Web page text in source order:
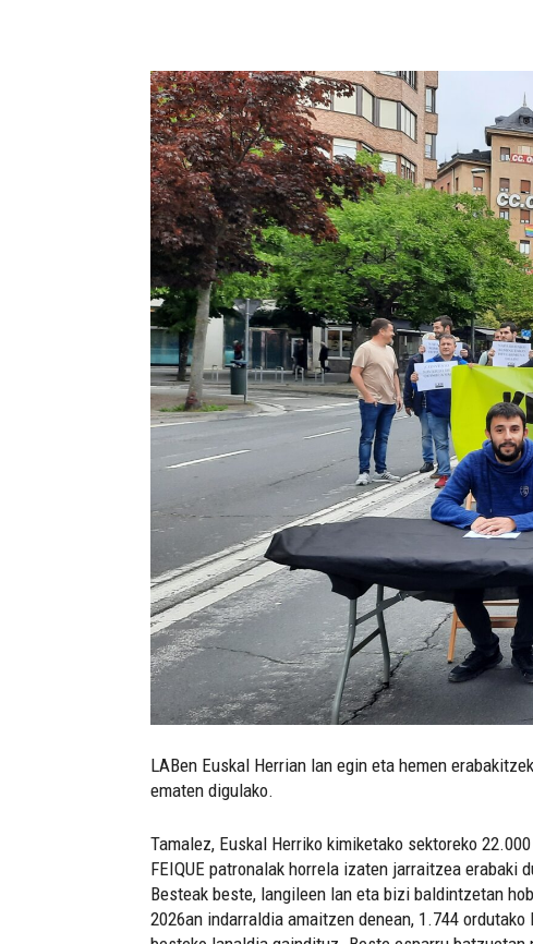
LABen Euskal Herrian lan egin eta hemen
ematen digulako.
Tamalez, Euskal Herriko kimiketako sektoreko
FEIQUE patronalak horrela izaten jarraitzea erabaki
Besteak beste, langileen lan eta bizi baldintzetan
2026an indarraldia amaitzen denean, 1.744